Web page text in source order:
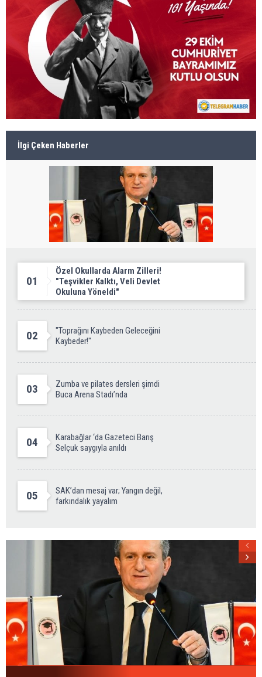
İlgi Çeken Haberler
01
Özel Okullarda Alarm Zilleri!
"Teşvikler Kalktı, Veli Devlet
Okuluna Yöneldi"
02
"Toprağını Kaybeden Geleceğini
Kaybeder!"
03
Zumba ve pilates dersleri şimdi
Buca Arena Stadı’nda
04
Karabağlar ‘da Gazeteci Barış
Selçuk saygıyla anıldı
05
SAK’dan mesaj var; Yangın değil,
farkındalık yayalım